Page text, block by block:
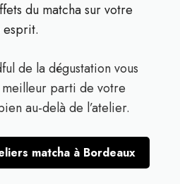
du matcha sur votre
de la dégustation vous
parti de votre
au-delà de l’atelier.
matcha à Bordeaux